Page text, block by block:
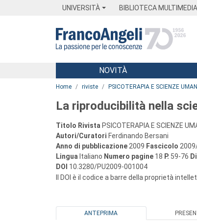
UNIVERSITÀ BIBLIOTECA
Menu
NOVITÀ
Home riviste PSICOTERAPIA E SCIENZE
La riproducibilità nella
Titolo Rivista PSICOTERAPIA E SCIENZE
Autori/Curatori Ferdinando Bersani
Anno di pubblicazione 2009 Fascicolo
Lingua Italiano Numero pagine 18 P. 59-76
DOI 10.3280/PU2009-001004
Il DOI è il codice a barre della proprietà
ANTEPRIMA